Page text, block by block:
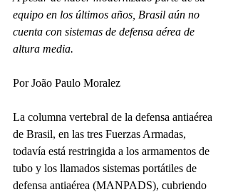
equipo en los últimos años, Brasil aún no
cuenta con sistemas de defensa aérea de
altura media.
Por João Paulo Moralez
La columna vertebral de la defensa antiaérea
de Brasil, en las tres Fuerzas Armadas,
todavía está restringida a los armamentos de
tubo y los llamados sistemas portátiles de
defensa antiaérea (MANPADS), cubriendo